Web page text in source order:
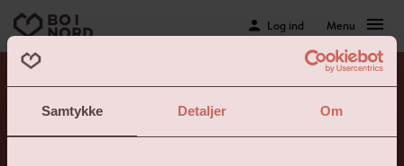
Samtykke Detaljer Om
Log ind Menu
Skift kodeord